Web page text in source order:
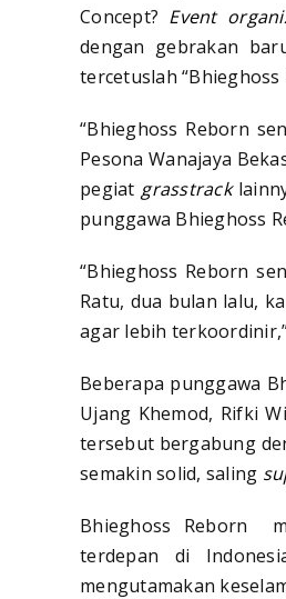
Concept? Event
dengan gebrakan
tercetuslah “Bhieghoss
“Bhieghoss Reborn
Pesona Wanajaya
pegiat grasstrack
punggawa Bhieghoss
“Bhieghoss Reborn
Ratu, dua bulan lalu,
agar lebih
Beberapa punggawa
Ujang Khemod, Rifki
tersebut bergabung
semakin solid, saling
Bhieghoss Reborn
terdepan di
mengutamakan